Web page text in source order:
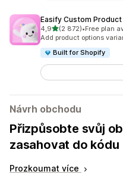
Easify Custom
4,9z 5 hvězd
(2 872)
Celkový počet recenzí:
•Free plan
Add product options
Built for Shopify
Návrh obchodu
Přizpůsobte svůj
zasahovat do kódu
Prozkoumat více